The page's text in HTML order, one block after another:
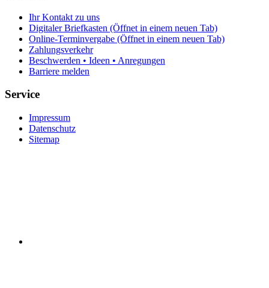
Ihr Kontakt zu uns
Digitaler Briefkasten (Öffnet in einem neuen Tab)
Online-Terminvergabe (Öffnet in einem neuen Tab)
Zahlungsverkehr
Beschwerden • Ideen • Anregungen
Barriere melden
Service
Impressum
Datenschutz
Sitemap